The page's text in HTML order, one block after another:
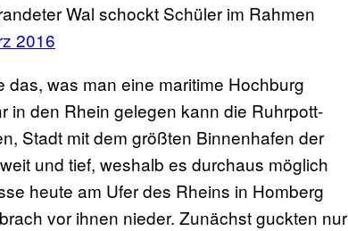
Wal schockt Schüler im Rahmen
2016
was man eine maritime Hochburg
in den Rhein gelegen kann die Ruhrpott-
Stadt mit dem größten Binnenhafen der
und tief, weshalb es durchaus möglich
heute am Ufer des Rheins in Homberg
vor ihnen nieder. Zunächst guckten nur